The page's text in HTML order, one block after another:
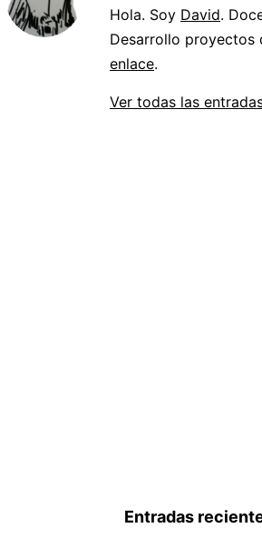
Hola. Soy David.
Desarrollo proyectos
enlace.
Ver todas las
Entradas